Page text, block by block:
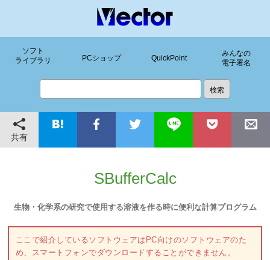
ソフト
ライブラリ
PCショップ QuickPoint
みんなの
電子署名
共有
SBufferCalc
生物・化学系の研究で使用する溶液を作る時に便利な計算プログラム
ここで紹介しているソフトウェアはPC向けのソフトウェアのた
め、スマートフォンでダウンロードすることができません。